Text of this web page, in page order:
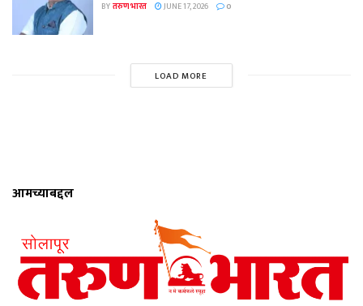
BYतरुण भारत JUNE 17, 2026 0
LOAD MORE
आमच्याबद्दल